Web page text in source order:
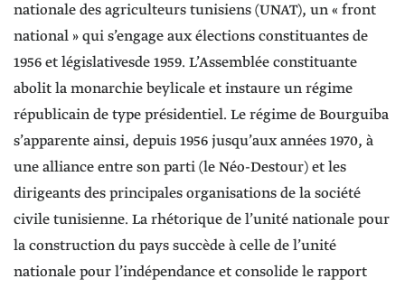
nationale des agriculteurs tunisiens (UNAT), un « front
national » qui s’engage aux élections constituantes de
1956 et législativesde 1959. L’Assemblée constituante
abolit la monarchie beylicale et instaure un régime
républicain de type présidentiel. Le régime de Bourguiba
s’apparente ainsi, depuis 1956 jusqu’aux années 1970, à
une alliance entre son parti (le Néo-Destour) et les
dirigeants des principales organisations de la société
civile tunisienne. La rhétorique de l’unité nationale pour
la construction du pays succède à celle de l’unité
nationale pour l’indépendance et consolide le rapport